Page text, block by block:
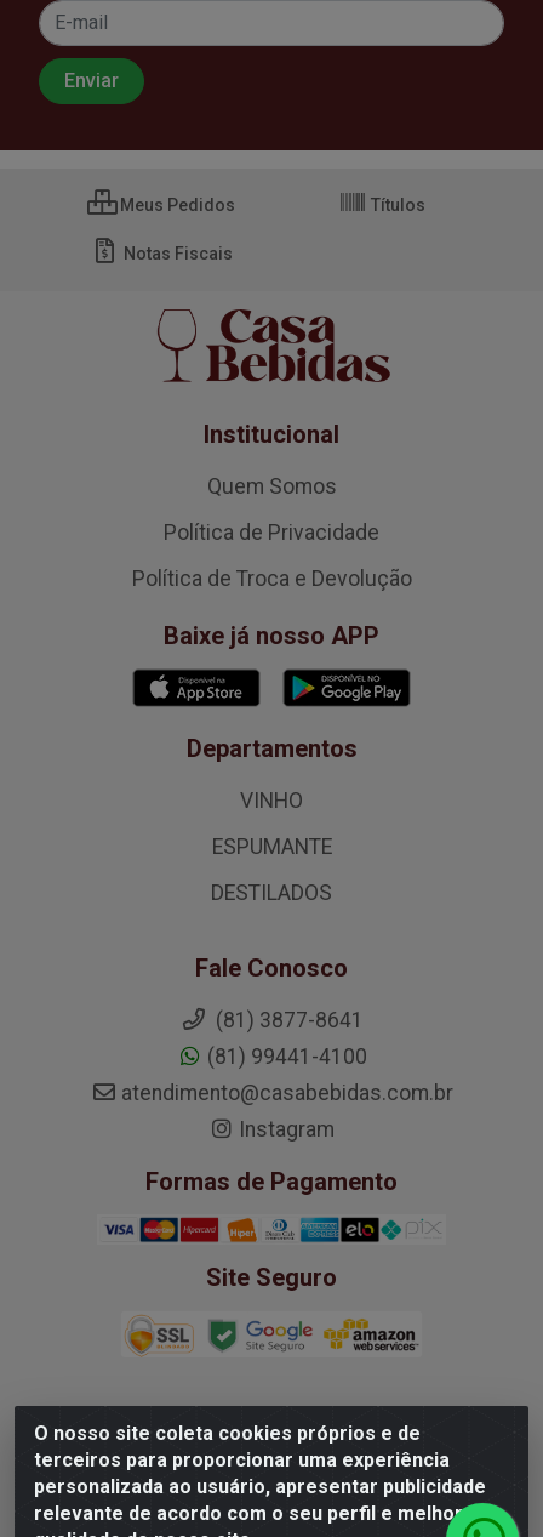
O nosso site coleta cookies próprios e de
terceiros para proporcionar uma experiência
personalizada ao usuário, apresentar publicidade
relevante de acordo com o seu perfil e melhorar a
Meus Pedidos Títulos
Notas Fiscais
Institucional
Quem Somos
Política de Privacidade
Política de Troca e Devolução
Baixe já nosso APP
Departamentos
VINHO
ESPUMANTE
DESTILADOS
Fale Conosco
(81) 3877-8641
(81) 99441-4100
atendimento@casabebidas.com.br
Instagram
Formas de Pagamento
Site Seguro
Mega Wine Comercio de Vinhos LTDA -
37.363.939/0001-20 - Rua Padre Bernardino Pessoa,
252 - Boa Viagem, Recife/PE - CEP 51020-210